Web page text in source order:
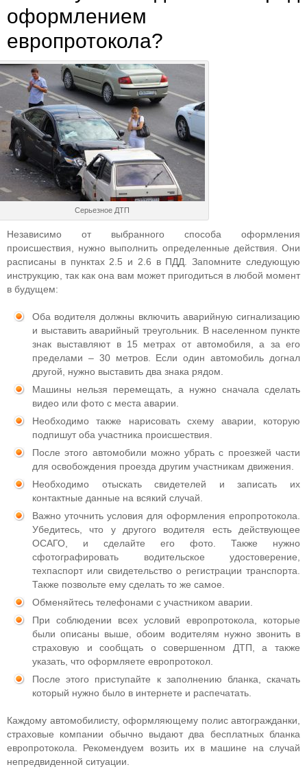
оформлением
европротокола?
Серьезное ДТП
Независимо от выбранного способа оформления
происшествия, нужно выполнить определенные действия. Они
расписаны в пунктах 2.5 и 2.6 в ПДД. Запомните следующую
инструкцию, так как она вам может пригодиться в любой момент
в будущем:
Оба водителя должны включить аварийную сигнализацию
и выставить аварийный треугольник. В населенном пункте
знак выставляют в 15 метрах от автомобиля, а за его
пределами – 30 метров. Если один автомобиль догнал
другой, нужно выставить два знака рядом.
Машины нельзя перемещать, а нужно сначала сделать
видео или фото с места аварии.
Необходимо также нарисовать схему аварии, которую
подпишут оба участника происшествия.
После этого автомобили можно убрать с проезжей части
для освобождения проезда другим участникам движения.
Необходимо отыскать свидетелей и записать их
контактные данные на всякий случай.
Важно уточнить условия для оформления епропротокола.
Убедитесь, что у другого водителя есть действующее
ОСАГО, и сделайте его фото. Также нужно
сфотографировать водительское удостоверение,
техпаспорт или свидетельство о регистрации транспорта.
Также позвольте ему сделать то же самое.
Обменяйтесь телефонами с участником аварии.
При соблюдении всех условий европротокола, которые
были описаны выше, обоим водителям нужно звонить в
страховую и сообщать о совершенном ДТП, а также
указать, что оформляете европротокол.
После этого приступайте к заполнению бланка, скачать
который нужно было в интернете и распечатать.
Каждому автомобилисту, оформляющему полис автогражданки,
страховые компании обычно выдают два бесплатных бланка
европротокола. Рекомендуем возить их в машине на случай
непредвиденной ситуации.